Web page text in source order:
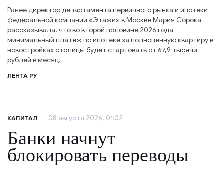
Ранее директор департамента первичного рынка и ипотеки
федеральной компании «Этажи» в Москве Мария Сорока
рассказывала, что во второй половине 2026 года
минимальный платёж по ипотеке за полноценную квартиру в
новостройках столицы будет стартовать от 67,9 тысячи
рублей в месяц.
ЛЕНТА РУ
КАПИТАЛ 08 августа 2026, 01:02
Банки начнут
блокировать переводы